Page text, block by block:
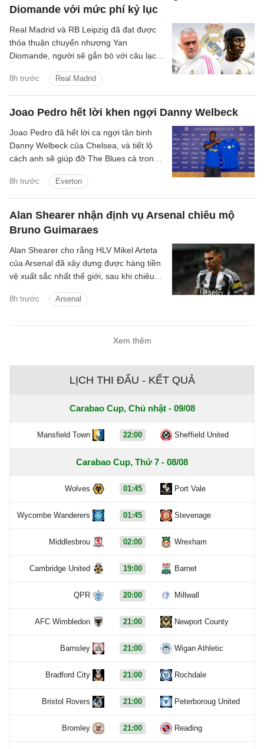
Diomande với mức phí kỷ lục
8h trước Real Madrid
Real Madrid và RB Leipzig đã đạt được
thỏa thuận chuyển nhượng Yan
Diomande, người sẽ gắn bó với câu lạc
ngày 30 tháng 6 năm 2033.
Joao Pedro hết lời khen ngợi Danny Welbeck
8h trước Everton
Joao Pedro đã hết lời ca ngợi tân binh
Danny Welbeck của Chelsea, và tiết lộ
cách anh sẽ giúp đỡ The Blues cả trong
Alan Shearer nhận định vụ Arsenal chiêu mộ
Bruno Guimaraes
8h trước Arsenal
Alan Shearer cho rằng HLV Mikel Arteta
của Arsenal đã xây dựng được hàng tiền
vệ xuất sắc nhất thế giới, sau khi chiêu
Xem thêm
LỊCH THI ĐẤU - KẾT QUẢ
Carabao Cup, Chủ nhật - 09/08
Mansfield Town 22:00 Sheffield United
Carabao Cup, Thứ 7 - 08/08
Wolves 01:45 Port Vale
Wycombe Wanderers 01:45 Stevenage
Middlesbrou 02:00 Wrexham
Cambridge United 19:00 Barnet
QPR 20:00 Millwall
AFC Wimbledon 21:00 Newport County
Barnsley 21:00 Wigan Athletic
Bradford City 21:00 Rochdale
Bristol Rovers 21:00 Peterboroug United
Bromley 21:00 Reading